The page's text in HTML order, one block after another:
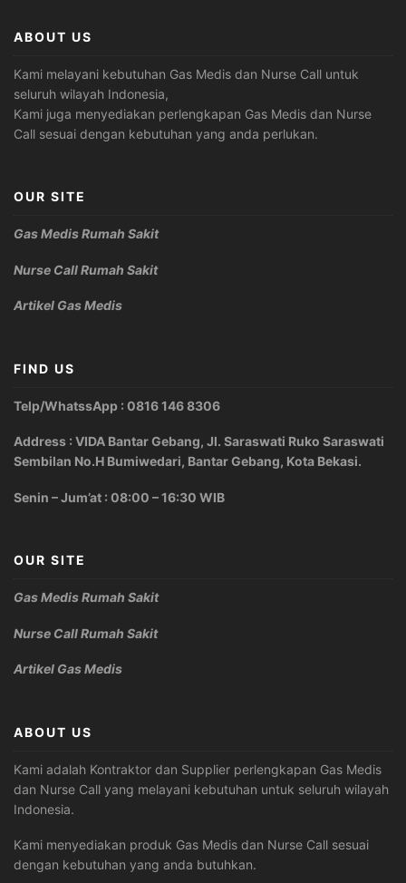
ABOUT US
Kami melayani kebutuhan Gas Medis dan Nurse Call untuk
seluruh wilayah Indonesia,
Kami juga menyediakan perlengkapan Gas Medis dan Nurse
Call sesuai dengan kebutuhan yang anda perlukan.
OUR SITE
Gas Medis Rumah Sakit
Nurse Call Rumah Sakit
Artikel Gas Medis
FIND US
Telp/WhatssApp : 0816 146 8306
Address : VIDA Bantar Gebang, Jl. Saraswati Ruko Saraswati
Sembilan No.H Bumiwedari, Bantar Gebang, Kota Bekasi.
Senin – Jum’at : 08:00 – 16:30 WIB
OUR SITE
Gas Medis Rumah Sakit
Nurse Call Rumah Sakit
Artikel Gas Medis
ABOUT US
Kami adalah Kontraktor dan Supplier perlengkapan Gas Medis
dan Nurse Call yang melayani kebutuhan untuk seluruh wilayah
Indonesia.
Kami menyediakan produk Gas Medis dan Nurse Call sesuai
dengan kebutuhan yang anda butuhkan.